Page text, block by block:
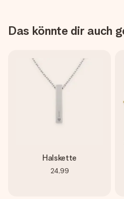
Das könnte dir auch
Halskette
24,99